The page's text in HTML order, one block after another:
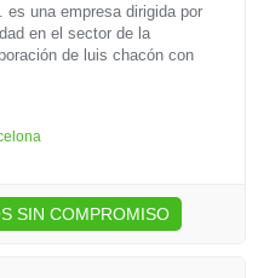
una empresa dirigida por
en el sector de la
de luis chacón con
SIN COMPROMISO